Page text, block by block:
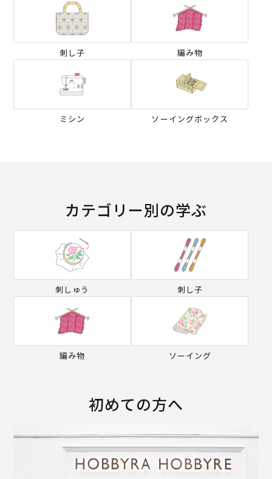
刺し子 編み物
ミシン ソーイングボックス
カテゴリー別の学ぶ
刺しゅう 刺し子
編み物 ソーイング
初めての方へ